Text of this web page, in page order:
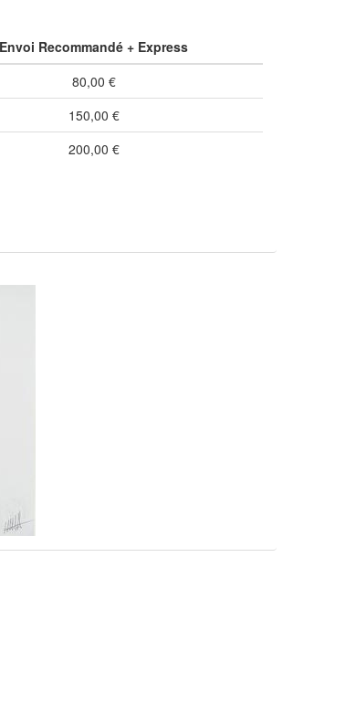
Envoi Recommandé + Express
80,00 €
150,00 €
200,00 €